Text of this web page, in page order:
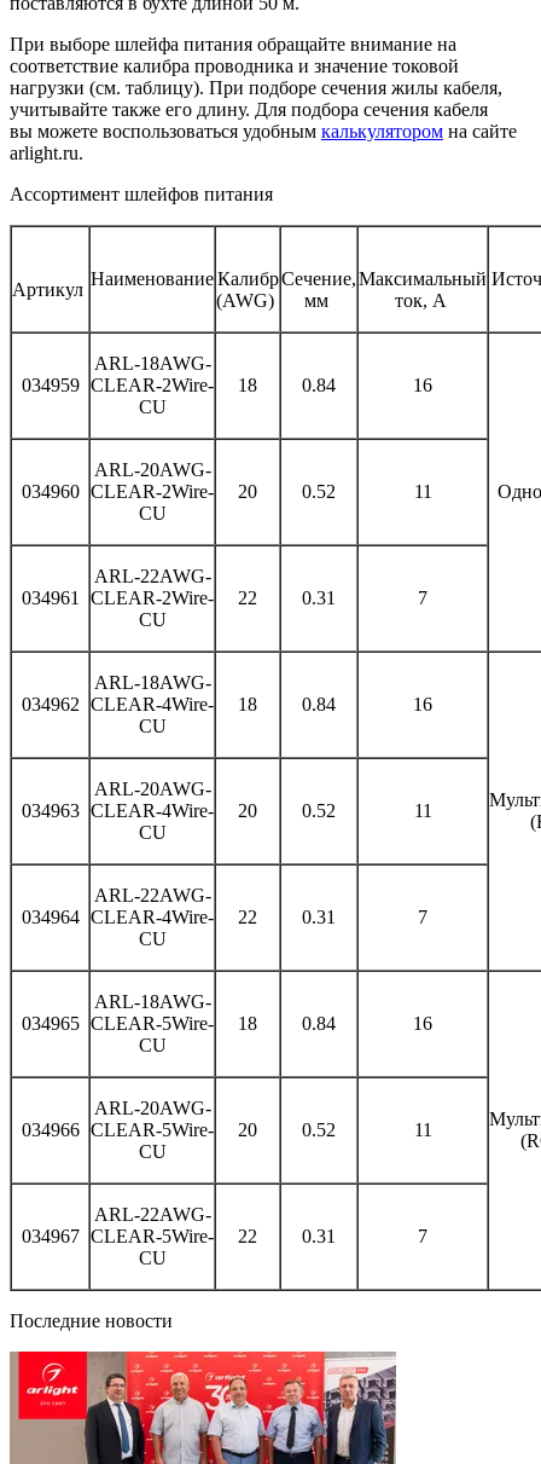
При выборе шлейфа питания обращайте внимание на
соответствие калибра проводника и значение токовой
нагрузки (см. таблицу). При подборе сечения жилы кабеля,
учитывайте также его длину. Для подбора сечения кабеля
вы можете воспользоваться удобным калькулятором на сайте
arlight.ru.
Ассортимент шлейфов питания
Артикул
НаименованиеКалибр
(AWG)
Сечение,
мм
Максимальный
ток, А
034959
ARL-18AWG-
CLEAR-2Wire-
CU
18 0.84 16
034960
ARL-20AWG-
CLEAR-2Wire-
CU
20 0.52 11
034961
ARL-22AWG-
CLEAR-2Wire-
CU
22 0.31 7
034962
ARL-18AWG-
CLEAR-4Wire-
CU
18 0.84 16
034963
ARL-20AWG-
CLEAR-4Wire-
CU
20 0.52 11
034964
ARL-22AWG-
CLEAR-4Wire-
CU
22 0.31 7
034965
ARL-18AWG-
CLEAR-5Wire-
CU
18 0.84 16
034966
ARL-20AWG-
CLEAR-5Wire-
CU
20 0.52 11
034967
ARL-22AWG-
CLEAR-5Wire-
CU
22 0.31 7
Последние новости